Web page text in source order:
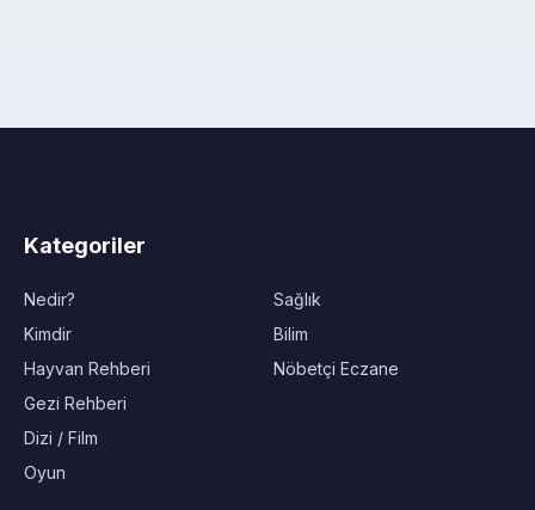
Kategoriler
Nedir?
Kimdir
Hayvan Rehberi
Gezi Rehberi
Dizi / Film
Oyun
Sağlık
Bilim
Nöbetçi Eczane